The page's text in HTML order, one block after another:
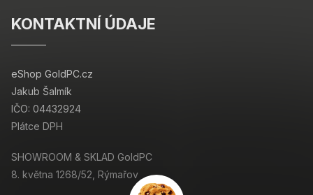
KONTAKTNÍ ÚDAJE
eShop GoldPC.cz
Jakub Šalmík
IČO: 04432924
Plátce DPH
SHOWROOM & SKLAD GoldPC
8. května 1268/52, Rýmařov